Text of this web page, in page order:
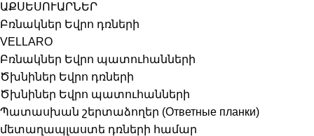
ԱՔՍԵՍՈՒԱՐՆԵՐ
Բռնակներ Եվրո դռների
VELLARO
Բռնակներ Եվրո պատուհանների
Ծխնիներ Եվրո դռների
Ծխնիներ Եվրո պատուհանների
Պատասխան շերտաձողեր (Ответные планки)
մետաղապլաստե դռների համար